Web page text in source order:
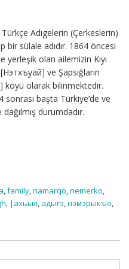
Adıgelerin (Çerkeslerin)
sülale adıdır. 1864 öncesi
yerleşik olan ailemizin Kıyı
ve Şapsığların
köyü olarak bilinmektedir.
başta Türkiye’de ve
durumdadır.
,family,namarqo,nemerko,
, |ахьыл, адыгэ,нэмэрыкъо,